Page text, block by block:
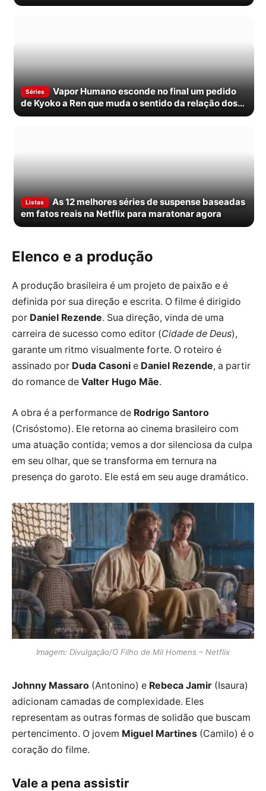
Séries
Vapor Humano esconde no final um pedido
de Kyoko a Ren que muda o sentido da relação dos
dois
Listas
As 12 melhores séries de suspense baseadas
em fatos reais na Netflix para maratonar agora
Elenco e a produção
A produção brasileira é um projeto de paixão e é
definida por sua direção e escrita. O filme é dirigido
por Daniel Rezende. Sua direção, vinda de uma
carreira de sucesso como editor (Cidade de Deus),
garante um ritmo visualmente forte. O roteiro é
assinado por Duda Casoni e Daniel Rezende, a partir
do romance de Valter Hugo Mãe.
A obra é a performance de Rodrigo Santoro
(Crisóstomo). Ele retorna ao cinema brasileiro com
uma atuação contida; vemos a dor silenciosa da culpa
em seu olhar, que se transforma em ternura na
presença do garoto. Ele está em seu auge dramático.
Imagem: Divulgação/O Filho de Mil Homens – Netflix
Johnny Massaro (Antonino) e Rebeca Jamir (Isaura)
adicionam camadas de complexidade. Eles
representam as outras formas de solidão que buscam
pertencimento. O jovem Miguel Martines (Camilo) é o
coração do filme.
Vale a pena assistir